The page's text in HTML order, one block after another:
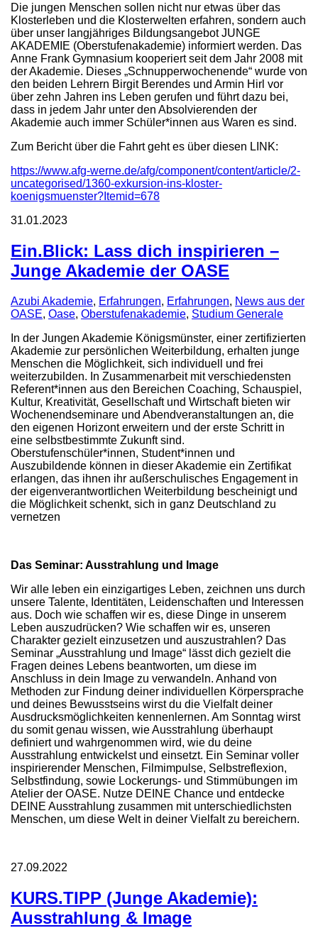
Die jungen Menschen sollen nicht nur etwas über das
Klosterleben und die Klosterwelten erfahren, sondern auch
über unser langjähriges Bildungsangebot JUNGE
AKADEMIE (Oberstufenakademie) informiert werden. Das
Anne Frank Gymnasium kooperiert seit dem Jahr 2008 mit
der Akademie. Dieses „Schnupperwochenende“ wurde von
den beiden Lehrern Birgit Berendes und Armin Hirl vor
über zehn Jahren ins Leben gerufen und führt dazu bei,
dass in jedem Jahr unter den Absolvierenden der
Akademie auch immer Schüler*innen aus Waren es sind.
Zum Bericht über die Fahrt geht es über diesen LINK:
https://www.afg-werne.de/afg/component/content/article/2-
uncategorised/1360-exkursion-ins-kloster-
koenigsmuenster?Itemid=678
31.01.2023
Ein.Blick: Lass dich inspirieren –
Junge Akademie der OASE
Azubi Akademie, Erfahrungen, Erfahrungen, News aus der
OASE, Oase, Oberstufenakademie, Studium Generale
In der Jungen Akademie Königsmünster, einer zertifizierten
Akademie zur persönlichen Weiterbildung, erhalten junge
Menschen die Möglichkeit, sich individuell und frei
weiterzubilden. In Zusammenarbeit mit verschiedensten
Referent*innen aus den Bereichen Coaching, Schauspiel,
Kultur, Kreativität, Gesellschaft und Wirtschaft bieten wir
Wochenendseminare und Abendveranstaltungen an, die
den eigenen Horizont erweitern und der erste Schritt in
eine selbstbestimmte Zukunft sind.
Oberstufenschüler*innen, Student*innen und
Auszubildende können in dieser Akademie ein Zertifikat
erlangen, das ihnen ihr außerschulisches Engagement in
der eigenverantwortlichen Weiterbildung bescheinigt und
die Möglichkeit schenkt, sich in ganz Deutschland zu
vernetzen
Das Seminar: Ausstrahlung und Image
Wir alle leben ein einzigartiges Leben, zeichnen uns durch
unsere Talente, Identitäten, Leidenschaften und Interessen
aus. Doch wie schaffen wir es, diese Dinge in unserem
Leben auszudrücken? Wie schaffen wir es, unseren
Charakter gezielt einzusetzen und auszustrahlen? Das
Seminar „Ausstrahlung und Image“ lässt dich gezielt die
Fragen deines Lebens beantworten, um diese im
Anschluss in dein Image zu verwandeln. Anhand von
Methoden zur Findung deiner individuellen Körpersprache
und deines Bewusstseins wirst du die Vielfalt deiner
Ausdrucksmöglichkeiten kennenlernen. Am Sonntag wirst
du somit genau wissen, wie Ausstrahlung überhaupt
definiert und wahrgenommen wird, wie du deine
Ausstrahlung entwickelst und einsetzt. Ein Seminar voller
inspirierender Menschen, Filmimpulse, Selbstreflexion,
Selbstfindung, sowie Lockerungs- und Stimmübungen im
Atelier der OASE. Nutze DEINE Chance und entdecke
DEINE Ausstrahlung zusammen mit unterschiedlichsten
Menschen, um diese Welt in deiner Vielfalt zu bereichern.
27.09.2022
KURS.TIPP (Junge Akademie):
Ausstrahlung & Image